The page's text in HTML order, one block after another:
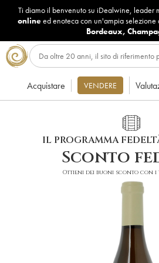
Ti diamo il benvenuto su iDealwine, leader
onlineed enoteca con un'ampia selezione
Bordeaux,
Acquistare VENDERE
IL PROGRAMMA
Sconto
Ottieni dei buoni sconto con